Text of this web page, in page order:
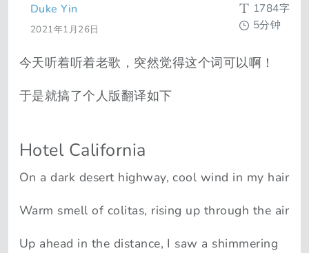
Duke Yin
2021年1月26日
1784字
5分钟
今天听着听着老歌，突然觉得这个词可以啊！
于是就搞了个人版翻译如下
Hotel California
On a dark desert highway, cool wind in my hair
Warm smell of colitas, rising up through the air
Up ahead in the distance, I saw a shimmering